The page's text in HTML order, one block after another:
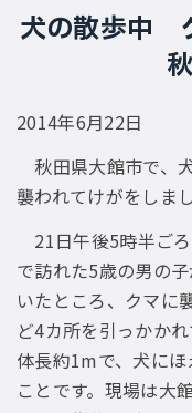
犬の散歩中
2014年6月22日
秋田県大館市で、
襲われてけがをしまし
21日午後5時半ご
で訪れた5歳の男の
いたところ、クマに
ど4カ所を引っかか
体長約1mで、犬に
ことです。現場は大